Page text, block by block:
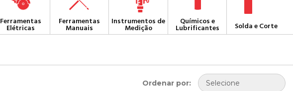
Ferramentas
Elétricas
Ferramentas
Manuais
Instrumentos de
Medição
Químicos e
Lubrificantes Solda e Corte
Ordenar por: